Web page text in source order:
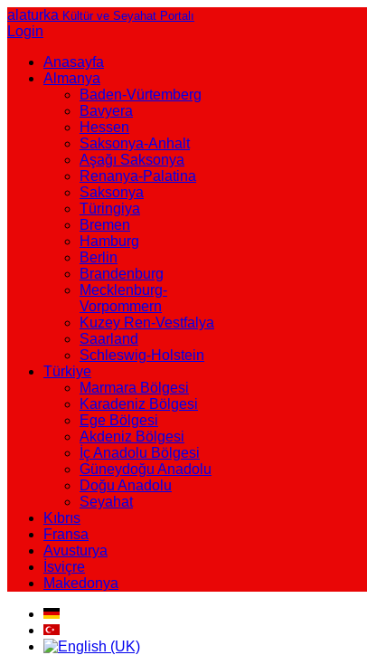
alaturka Kültür ve Seyahat Portalı
Login
Anasayfa
Almanya
Baden-Vürtemberg
Bavyera
Hessen
Saksonya-Anhalt
Aşağı Saksonya
Renanya-Palatina
Saksonya
Türingiya
Bremen
Hamburg
Berlin
Brandenburg
Mecklenburg-
Vorpommern
Kuzey Ren-Vestfalya
Saarland
Schleswig-Holstein
Türkiye
Marmara Bölgesi
Karadeniz Bölgesi
Ege Bölgesi
Akdeniz Bölgesi
İç Anadolu Bölgesi
Güneydoğu Anadolu
Doğu Anadolu
Seyahat
Kıbrıs
Fransa
Avusturya
İsviçre
Makedonya